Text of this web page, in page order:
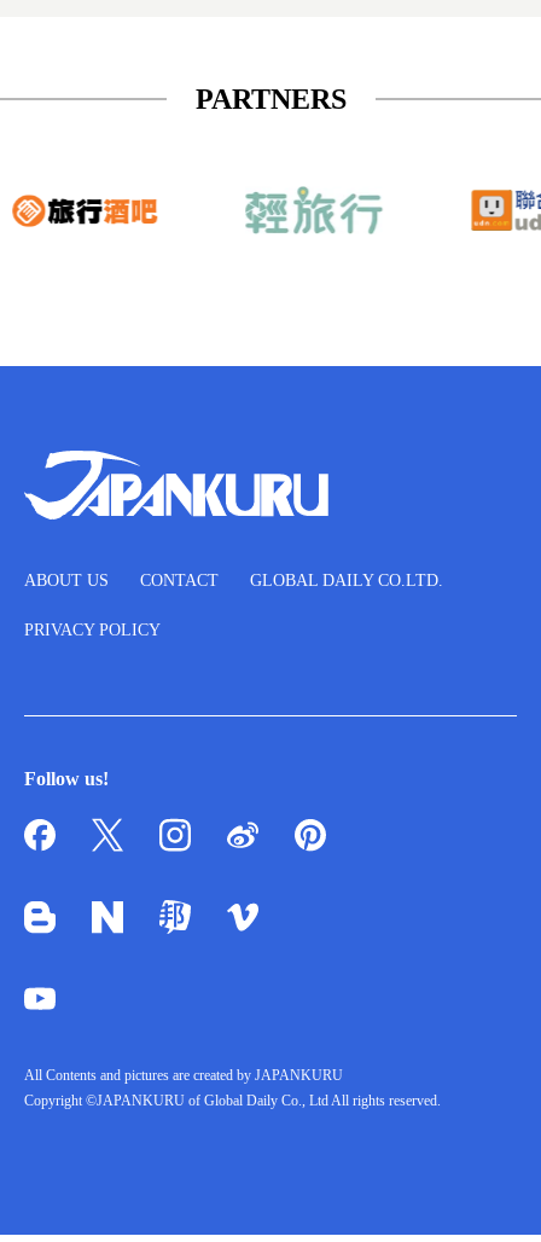
PARTNERS
ABOUT US CONTACT GLOBAL DAILY CO.LTD.
PRIVACY POLICY
Follow us!
All Contents and pictures are created by JAPANKURU
Copyright ©JAPANKURU of Global Daily Co., Ltd All rights reserved.